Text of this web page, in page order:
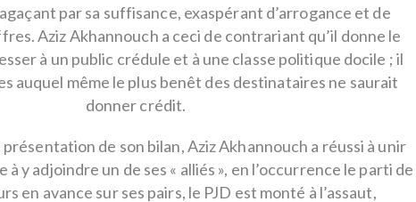
par sa suffisance, exaspérant d’arrogance et de
Aziz Akhannouch a ceci de contrariant qu’il donne le
à un public crédule et à une classe politique docile ; il
auquel même le plus benêt des destinataires ne saurait
donner crédit.
de son bilan, Aziz Akhannouch a réussi à unir
à y adjoindre un de ses « alliés », en l’occurrence le parti de
en avance sur ses pairs, le PJD est monté à l’assaut,